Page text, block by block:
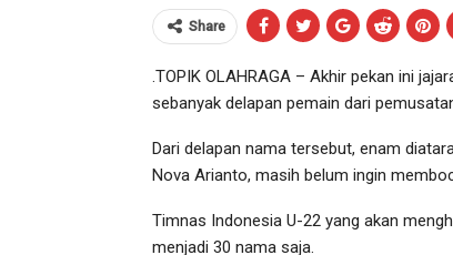
Share
.TOPIK OLAHRAGA – Akhir pekan ini
sebanyak delapan pemain dari
Dari delapan nama tersebut, enam
Nova Arianto, masih belum ingin
Timnas Indonesia U-22 yang akan
menjadi 30 nama saja.